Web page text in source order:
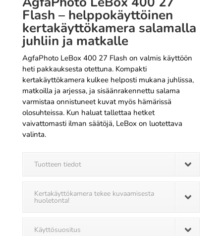
Flash – helppokäyttöinen
kertakäyttökamera salamalla
juhliin ja matkalle
AgfaPhoto LeBox 400 27 Flash on valmis käyttöön
heti pakkauksesta otettuna. Kompakti
kertakäyttökamera kulkee helposti mukana juhlissa,
matkoilla ja arjessa, ja sisäänrakennettu salama
varmistaa onnistuneet kuvat myös hämärissä
olosuhteissa. Kun haluat tallettaa hetket
vaivattomasti ilman säätöjä, LeBox on luotettava
valinta.
Tuotteen tiedot
Kertakäyttökamera tekee kuvaamisesta
huoletonta!
Käyttösuositus